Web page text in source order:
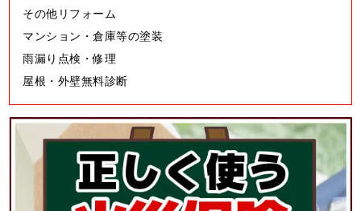
その他リフォーム
マンション・倉庫等の塗装
雨漏り点検・修理
屋根・外壁無料診断